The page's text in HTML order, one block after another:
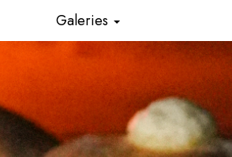
Galeries
Traiteur